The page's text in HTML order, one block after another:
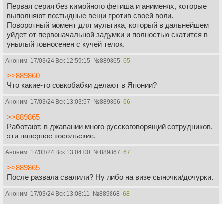
Первая серия без кимойного фетиша и анименях, которые
выполняют постыдные вещи против своей воли.
Поворотный момент для мультика, который в дальнейшем
уйдет от первоначальной задумки и полностью скатится в
унылый говносенен с кучей телок.
Аноним 17/03/24 Вск 12:59:15 №889865 65
>>889860
Что какие-то совкобабки делают в Японии?
Аноним 17/03/24 Вск 13:03:57 №889866 66
>>889865
Работают, в джапании много русскоговорящий сотрудников,
эти наверное посольские.
Аноним 17/03/24 Вск 13:04:00 №889867 67
>>889865
После развала свалили? Ну либо на визе сыночки/дочурки.
Аноним 17/03/24 Вск 13:08:11 №889868 68